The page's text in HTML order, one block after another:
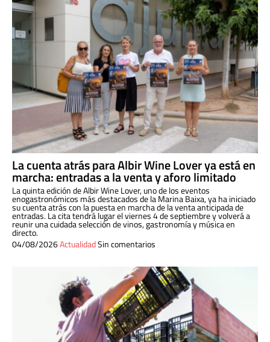
La cuenta atrás para Albir Wine Lover ya está en
marcha: entradas a la venta y aforo limitado
La quinta edición de Albir Wine Lover, uno de los eventos
enogastronómicos más destacados de la Marina Baixa, ya ha iniciado
su cuenta atrás con la puesta en marcha de la venta anticipada de
entradas. La cita tendrá lugar el viernes 4 de septiembre y volverá a
reunir una cuidada selección de vinos, gastronomía y música en
directo.
04/08/2026ActualidadSin comentarios